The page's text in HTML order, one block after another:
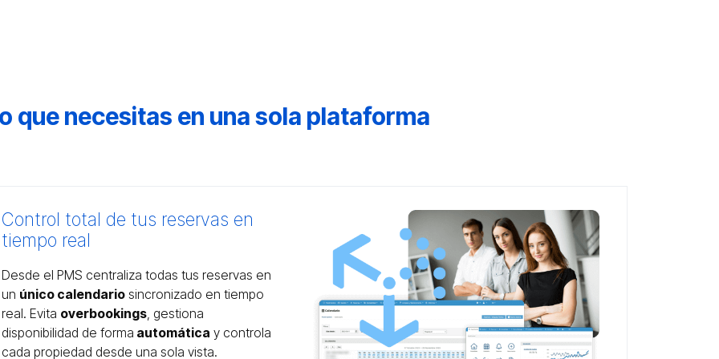
que necesitas en una sola plataforma
Control total de tus reservas en
tiempo real
Desde el PMS centraliza todas tus reservas en
un único calendariosincronizado en tiempo
real. Evita overbookings, gestiona
disponibilidad de forma automática y controla
cada propiedad desde una sola vista.
la gestión de tuscanales de
y calendarios se
con el envío demensajes
legal
a huéspedes y
el control total de tus
sin
Apps especializadas para
equipo deLimpieza y la
ofreciéndoles un
consultar el
de reservas en
para automatizar
de viajeros.
hacer check-in online,
acceder al alojamiento,
desde el móvil.